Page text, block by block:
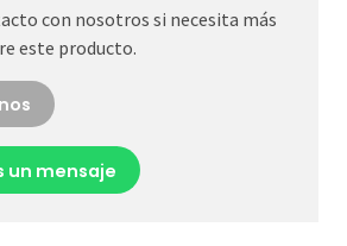
con nosotros si necesita más
este producto.
un mensaje